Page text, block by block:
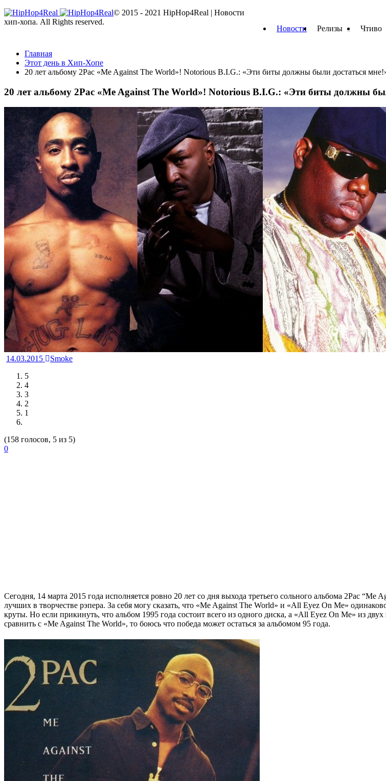
Новости Релизы Чтиво
Главная
Этот день в Хип-Хопе
20 лет альбому 2Pac «Me Against The World»! Notorious B.I.G.: «Эти биты должны были достаться
20 лет альбому 2Pac «Me Against The World»! Notorious B.I.G.: «Эти биты должны
14.03.2015
Smoke
5
4
3
2
1
(158 голосов, 5 из 5)
0
Сегодня, 14 марта 2015 года исполняется ровно 20 лет со дня выхода третьего сольного альбома 2Pac “Me
лучших в творчестве рэпера. За себя могу сказать, что «Me Against The World» и «All Eyez On Me»
круты. Но если прикинуть, что альбом 1995 года состоит всего из одного диска, а «All Eyez On Me» из двух
сравнить с «Me Against The World», то боюсь что победа может остаться за альбомом 95 года.
© 2015 - 2021 HipHop4Real | Новости
хип-хопа. All Rights reserved.